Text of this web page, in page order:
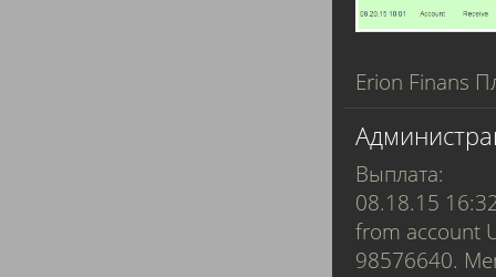
Erion Finans
Выплата:
08.18.15
from account
98576640.